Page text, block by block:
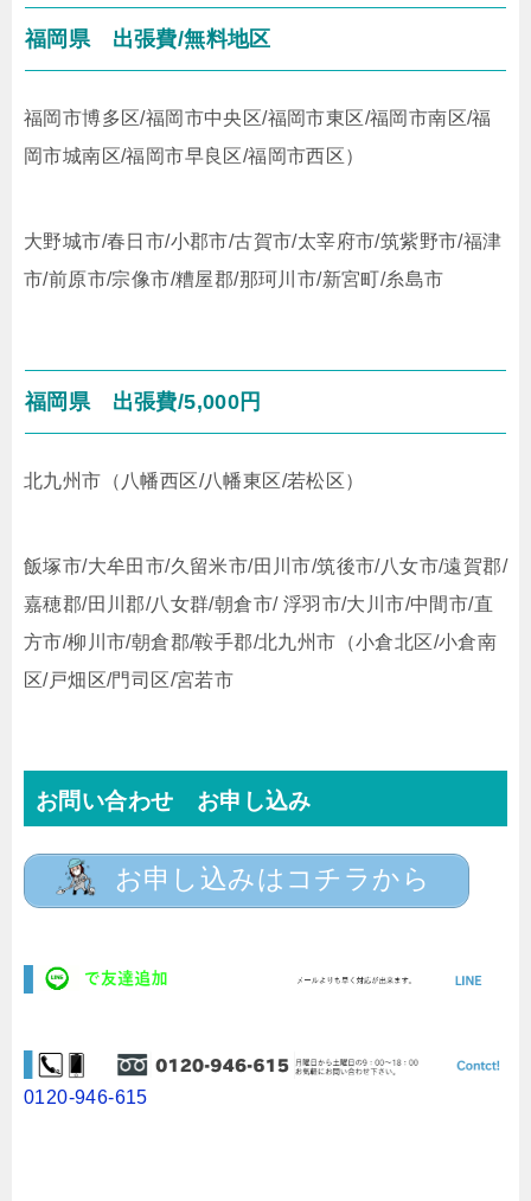
福岡県 出張費/無料地区
福岡市博多区/福岡市中央区/福岡市東区/福岡市南区/福
岡市城南区/福岡市早良区/福岡市西区）
大野城市/春日市/小郡市/古賀市/太宰府市/筑紫野市/福津
市/前原市/宗像市/糟屋郡/那珂川市/新宮町/糸島市
福岡県 出張費/5,000円
北九州市（八幡西区/八幡東区/若松区）
飯塚市/大牟田市/久留米市/田川市/筑後市/八女市/遠賀郡/
嘉穂郡/田川郡/八女群/朝倉市/ 浮羽市/大川市/中間市/直
方市/柳川市/朝倉郡/鞍手郡/北九州市（小倉北区/小倉南
区/戸畑区/門司区/宮若市
お問い合わせ お申し込み
お申し込みはコチラから
0120-946-615